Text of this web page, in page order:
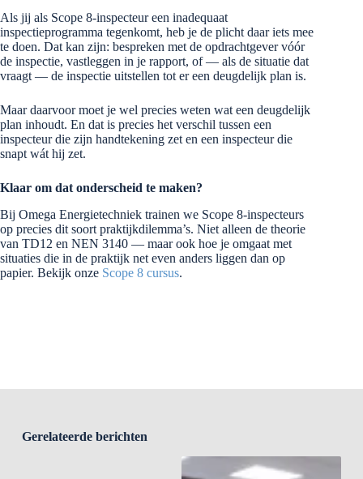
Als jij als Scope 8-inspecteur een inadequaat
inspectieprogramma tegenkomt, heb je de plicht daar iets mee
te doen. Dat kan zijn: bespreken met de opdrachtgever vóór
de inspectie, vastleggen in je rapport, of — als de situatie dat
vraagt — de inspectie uitstellen tot er een deugdelijk plan is.
Maar daarvoor moet je wel precies weten wat een deugdelijk
plan inhoudt. En dat is precies het verschil tussen een
inspecteur die zijn handtekening zet en een inspecteur die
snapt wát hij zet.
Klaar om dat onderscheid te maken?
Bij Omega Energietechniek trainen we Scope 8-inspecteurs
op precies dit soort praktijkdilemma’s. Niet alleen de theorie
van TD12 en NEN 3140 — maar ook hoe je omgaat met
situaties die in de praktijk net even anders liggen dan op
papier. Bekijk onze Scope 8 cursus.
Gerelateerde berichten